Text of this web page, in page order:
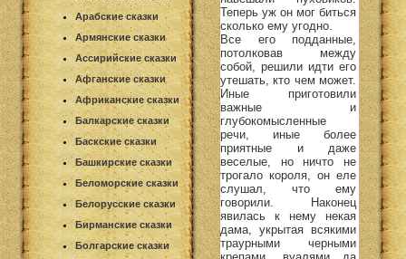
Арабские сказки
Армянские сказки
Ассирийские сказки
Афганские сказки
Африканские сказки
Балкарские сказки
Баскские сказки
Башкирские сказки
Беломорские сказки
Белорусские сказки
Бирманские сказки
Болгарские сказки
Теперь уж он мог биться
сколько ему угодно.
Все его подданные,
потолковав между
собой, решили идти его
утешать, кто чем может.
Иные приготовили
важные и
глубокомысленные
речи, иные более
приятные и даже
веселые, но ничто не
трогало короля, он еле
слушал, что ему
говорили. Наконец
явилась к нему некая
дама, укрытая всякими
траурными черными